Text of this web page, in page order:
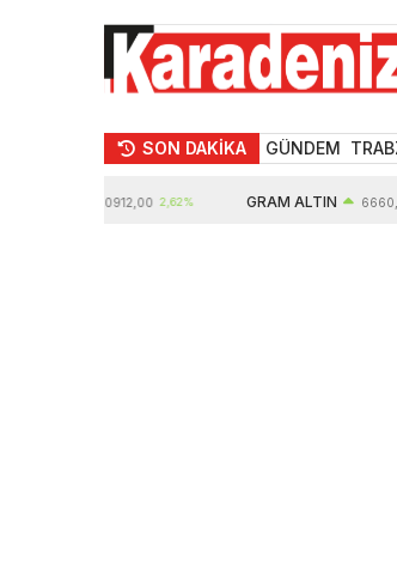
SON DAKİKA GÜNDEM
10912,00 2,62% GRAM ALTIN 6660,55